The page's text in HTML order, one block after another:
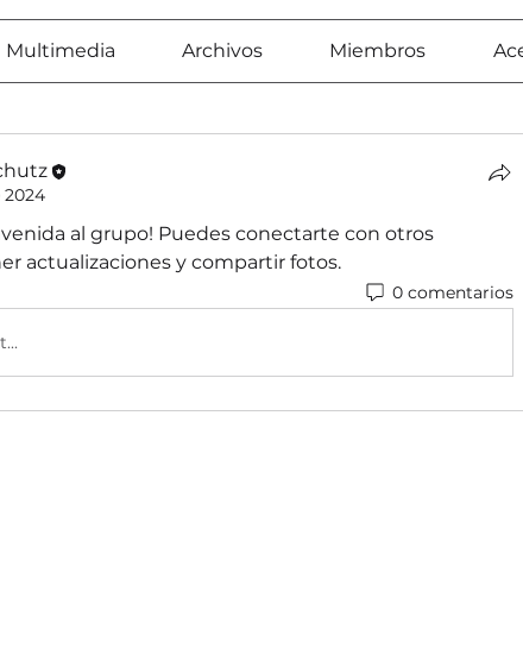
Multimedia Archivos Miembros
al grupo! Puedes conectarte con otros
actualizaciones y compartir fotos.
0 comentarios